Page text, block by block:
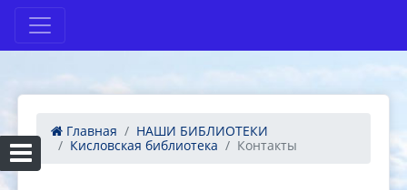
Главная
НАШИ БИБЛИОТЕКИ
Кисловская библиотека
Контакты